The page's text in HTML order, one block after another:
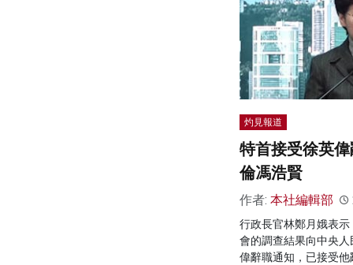
灼見報道
特首接受徐英
倫馮浩賢
作者: 本社編輯部
行政長官林鄭月娥表
會的調查結果向中央
偉辭職通知，已接受